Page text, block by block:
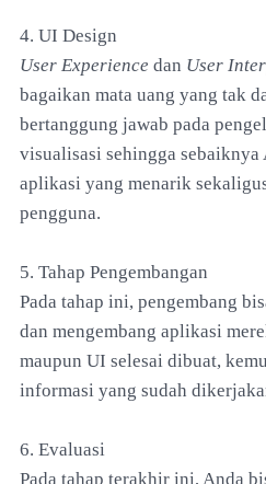
4. UI Design
User Experience dan User
bagaikan mata uang yang tak
bertanggung jawab pada
visualisasi sehingga sebaiknya
aplikasi yang menarik
pengguna.
5. Tahap Pengembangan
Pada tahap ini, pengembang
dan mengembang aplikasi
maupun UI selesai dibuat,
informasi yang sudah
6. Evaluasi
Pada tahap terakhir ini, Anda